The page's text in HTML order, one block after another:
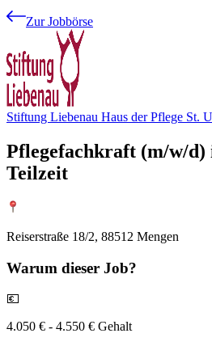
Zur Jobbörse
Stiftung Liebenau Haus der Pflege St.
Pflegefachkraft (m/w/d)
Teilzeit
Reiserstraße 18/2, 88512 Mengen
Warum dieser Job?
💶
4.050 € - 4.550 € Gehalt